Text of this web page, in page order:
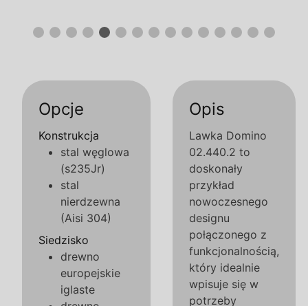
Opcje
Konstrukcja
stal węglowa
(s235Jr)
stal
nierdzewna
(Aisi 304)
Siedzisko
drewno
europejskie
iglaste
Opis
Lawka Domino
02.440.2 to
doskonały
przykład
nowoczesnego
designu
połączonego z
funkcjonalnością,
który idealnie
wpisuje się w
potrzeby